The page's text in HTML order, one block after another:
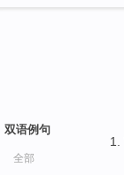
双语例句
全部